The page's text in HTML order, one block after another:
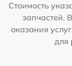
Стоимость
запчастей.
оказания
для